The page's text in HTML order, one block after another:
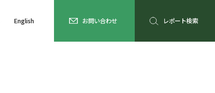
English お問い合わせ レポート検索